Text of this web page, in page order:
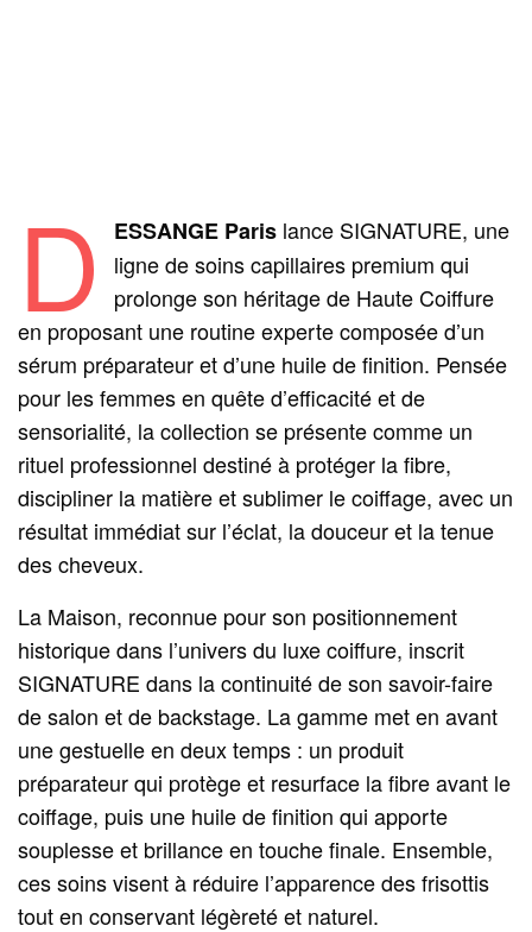
D ESSANGE Parislance SIGNATURE, une
ligne de soins capillaires premium qui
prolonge son héritage de Haute Coiffure
en proposant une routine experte composée d’un
sérum préparateur et d’une huile de finition. Pensée
pour les femmes en quête d’efficacité et de
sensorialité, la collection se présente comme un
rituel professionnel destiné à protéger la fibre,
discipliner la matière et sublimer le coiffage, avec un
résultat immédiat sur l’éclat, la douceur et la tenue
des cheveux.
La Maison, reconnue pour son positionnement
historique dans l’univers du luxe coiffure, inscrit
SIGNATURE dans la continuité de son savoir-faire
de salon et de backstage. La gamme met en avant
une gestuelle en deux temps : un produit
préparateur qui protège et resurface la fibre avant le
coiffage, puis une huile de finition qui apporte
souplesse et brillance en touche finale. Ensemble,
ces soins visent à réduire l’apparence des frisottis
tout en conservant légèreté et naturel.